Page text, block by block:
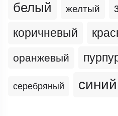
белый желтый
коричневый
оранжевый
серебряный синий